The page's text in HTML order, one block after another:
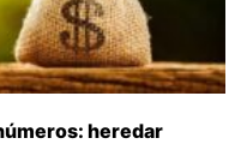
heredar